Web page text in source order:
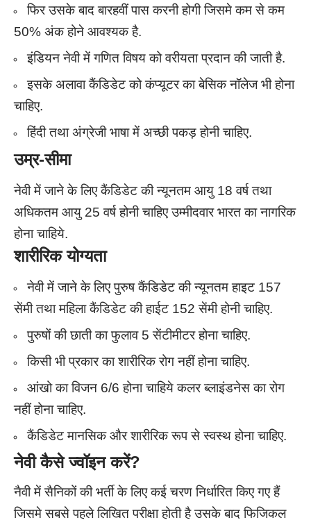
फिर उसके बाद बारहवीं पास करनी होगी जिसमे कम से कम
50% अंक होने आवश्यक है.
इंडियन नेवी में गणित विषय को वरीयता प्रदान की जाती है.
इसके अलावा कैंडिडेट को कंप्यूटर का बेसिक नॉलेज भी होना
चाहिए.
हिंदी तथा अंग्रेजी भाषा में अच्छी पकड़ होनी चाहिए.
उम्र-सीमा
नेवी में जाने के लिए कैंडिडेट की न्यूनतम आयु 18 वर्ष तथा
अधिकतम आयु 25 वर्ष होनी चाहिए उम्मीदवार भारत का नागरिक
होना चाहिये.
शारीरिकयोग्यता
नेवी में जाने के लिए पुरुष कैंडिडेट की न्यूनतम हाइट 157
सेंमी तथा महिला कैंडिडेट की हाईट 152 सेंमी होनी चाहिए.
पुरुषों की छाती का फुलाव 5 सेंटीमीटर होना चाहिए.
किसी भी प्रकार का शारीरिक रोग नहीं होना चाहिए.
आंखो का विजन 6/6 होना चाहिये कलर ब्लाइंडनेस का रोग
नहीं होना चाहिए.
कैंडिडेट मानसिक और शारीरिक रूप से स्वस्थ होना चाहिए.
नेवीकैसे ज्वॉइन करें?
नैवी में सैनिकों की भर्ती के लिए कई चरण निर्धारित किए गए हैं
जिसमे सबसे पहले लिखित परीक्षा होती है उसके बाद फिजिकल